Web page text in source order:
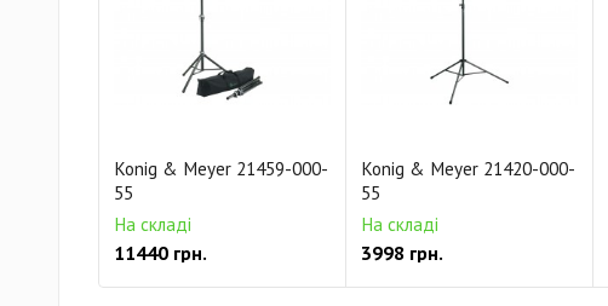
Konig & Meyer 21459-000-
55
На складі
11440 грн.
Konig & Meyer 21420-000-
55
На складі
3998 грн.